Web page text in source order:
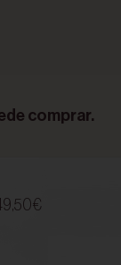
comprar.
€